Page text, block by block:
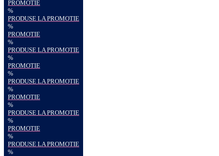
PROMOTIE
%
PRODUSE LA PROMOTIE
%
PROMOTIE
%
PRODUSE LA PROMOTIE
%
PROMOTIE
%
PRODUSE LA PROMOTIE
%
PROMOTIE
%
PRODUSE LA PROMOTIE
%
PROMOTIE
%
PRODUSE LA PROMOTIE
%